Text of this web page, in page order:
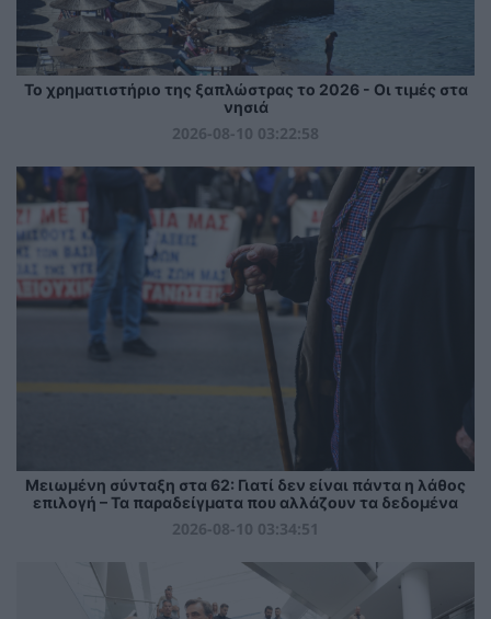
Το χρηματιστήριο της ξαπλώστρας το 2026 - Οι τιμές στα
νησιά
2026-08-10 03:22:58
Μειωμένη σύνταξη στα 62: Γιατί δεν είναι πάντα η λάθος
επιλογή – Τα παραδείγματα που αλλάζουν τα δεδομένα
2026-08-10 03:34:51